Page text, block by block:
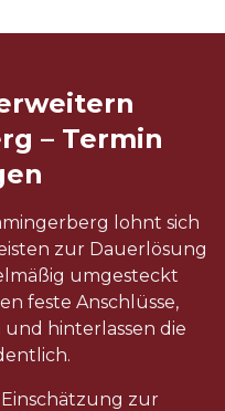
– Termin
lohnt sich
zur Dauerlösung
umgesteckt
feste Anschlüsse,
hinterlassen die
zur